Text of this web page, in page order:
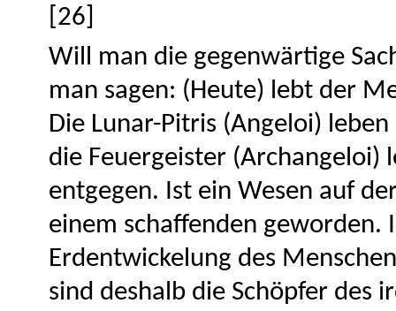
[26]
Will man die gegenwärtige
man sagen: (Heute) lebt der
Die Lunar-Pitris (Angeloi)
die Feuergeister (Archangeloi)
entgegen. Ist ein Wesen auf
einem schaffenden geworden.
Erdentwickelung des
sind deshalb die Schöpfer des